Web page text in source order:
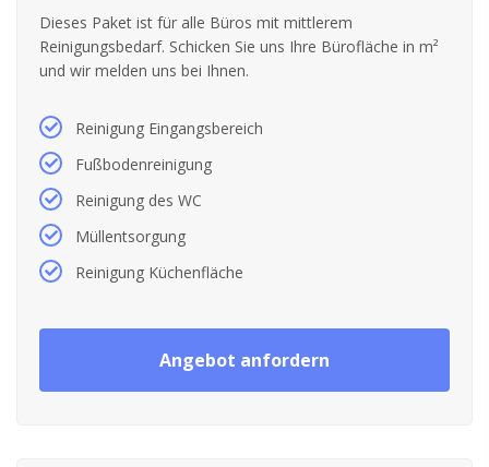
Dieses Paket ist für alle Büros mit mittlerem
Reinigungsbedarf. Schicken Sie uns Ihre Bürofläche in m²
und wir melden uns bei Ihnen.
Reinigung Eingangsbereich
Fußbodenreinigung
Reinigung des WC
Müllentsorgung
Reinigung Küchenfläche
Angebot anfordern